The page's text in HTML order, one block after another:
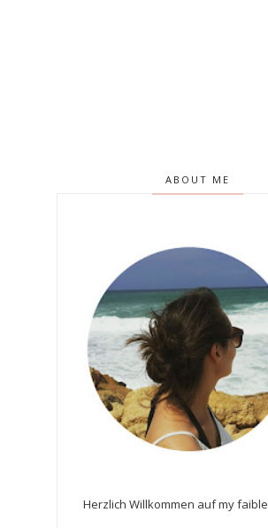
ABOUT ME
Herzlich Willkommen auf my faible